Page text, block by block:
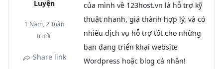
Luyện
1 Năm, 2 Tuần
trước
Share link
của mình về 123host.vn là hỗ trợ kỹ
thuật nhanh, giá thành hợp lý, và có
nhiều dịch vụ hỗ trợ tốt cho những
bạn đang triển khai website
Wordpress hoặc blog cá nhân!